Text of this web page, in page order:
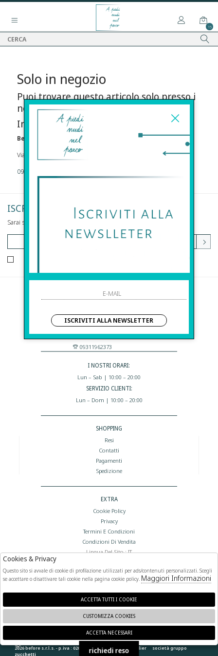
15
Solo in negozio
Puoi trovare questo articolo solo presso i
nostri punti vendita:
Info contatti
Before s.r.l.s.
Via Della Maestranza , 23 96100 Siracusa
09311962373
ISCRIVITI ALLA NEWSLETTER
Sarai sempre aggiornato su offerte e promozioni.
Before S.r.l.s.
Via Della Maestranza , 23
96100 Siracusa - Italia
Eshop@apiedinudinelparcoboutique.com
09311962373
I NOSTRI ORARI:
Lun – Sab | 10:00 – 20:00
SERVIZIO CLIENTI:
Lun – Dom | 10:00 – 20:00
SHOPPING
Resi
Contatti
Pagamenti
Spedizione
EXTRA
Cookie Policy
Privacy
Termini E Condizioni
Condizioni Di Vendita
Lingua Del Sito : IT
FOLLOW US
2026 before s.r.l.s. - p.iva : 02066400892 powered by atelier società gruppo
zucchetti
🍪
ISCRIVITI ALLA NEWSLETTER
richiedi reso
Cookies & Privacy
Questo sito si avvale di cookie di profilazione utilizzati per ads/contenuti personalizzati. Scegli
se accettare o disattivare tali cookie nella pagina cookie policy. Maggiori Informazioni
ACCETTA TUTTI I COOKIE
CUSTOMIZZA COOKIES
ACCETTA NECESSARI